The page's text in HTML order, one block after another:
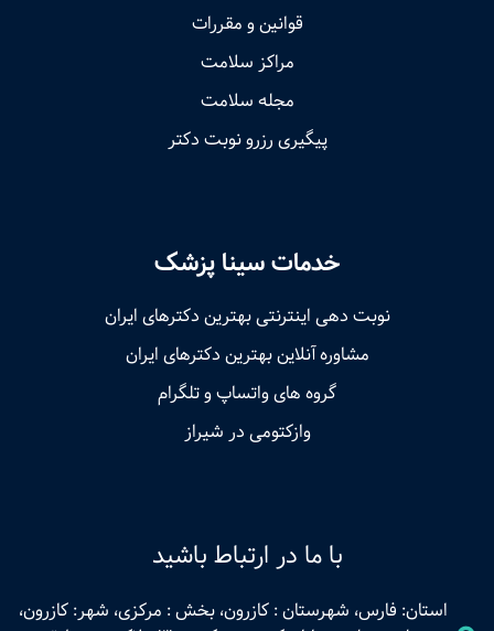
قوانین و مقررات
مراکز سلامت
مجله سلامت
پیگیری رزرو نوبت دکتر
خدمات سینا پزشک
نوبت‌ دهی اینترنتی بهترین دکترهای ایران
مشاوره آنلاین بهترین دکترهای ایران
گروه های واتساپ و تلگرام
وازکتومی در شیراز
با ما در ارتباط باشید
استان: فارس، شهرستان : کازرون، بخش : مرکزی، شهر: کازرون،